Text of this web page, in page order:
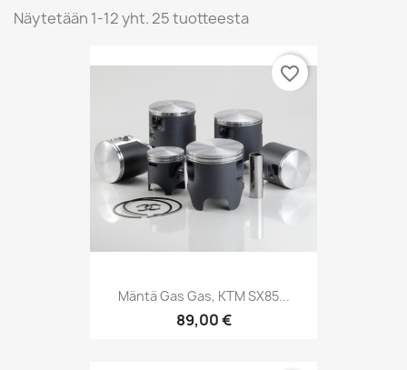
Näytetään 1-12 yht. 25 tuotteesta
Mäntä Gas Gas, KTM SX85...
89,00 €
favorite_border